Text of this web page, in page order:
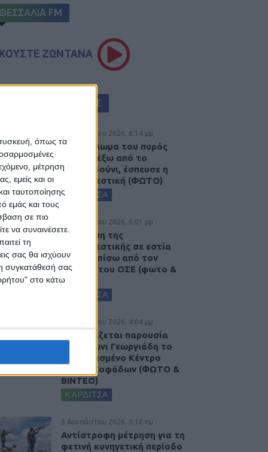
όπως τα
μέτρηση
εμείς και οι
ταυτοποίησης
εμάς και τους
σε πιο
να συναινέσετε.
τη
σας θα ισχύουν
συγκατάθεσή σας
στο κάτω
FM
ΖΩΝΤΑΝΑ
ΕΙΔΗΣΕΙΣ
5 Αυγούστου 2026, 6:14 μμ
Παρανάλωμα του πυρός
έγινε ΙΧ έξω από το
Μορφοβούνι, έσπευσε η
Πυροσβεστική (ΦΩΤΟ)
ΚΑΡΔΙΤΣΑ
5 Αυγούστου 2026, 6:01 μμ
Επέμβαση της
Πυροσβεστικής σε εστία
φωτιάς πίσω από τον
σταθμό του ΟΣΕ (φωτο &
βιντεο)
ΚΑΡΔΙΤΣΑ
5 Αυγούστου 2026, 4:04 μμ
Εγκαινιάζεται παρουσία
του Άδωνι Γεωργιάδη το
ανακαινισμένο Κέντρο
Υγείας Σοφάδων (ΦΩΤΟ &
ΒΙΝΤΕΟ)
ΚΑΡΔΙΤΣΑ
5 Αυγούστου 2026, 9:18 πμ
Αντίστροφη μέτρηση για τη
φετινή κυνηγετική περίοδο